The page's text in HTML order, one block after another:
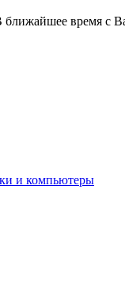
время с
и компьютеры